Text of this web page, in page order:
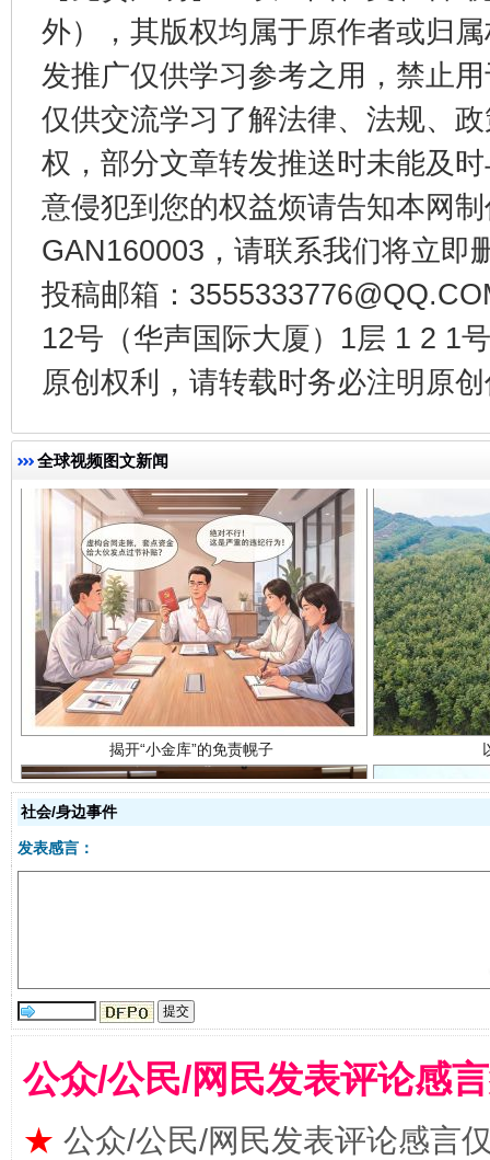
外），其版权均属于原作者或归
发推广仅供学习参考之用，禁止
仅供交流学习了解法律、法规、
权，部分文章转发推送时未能及
意侵犯到您的权益烦请告知本网
GAN160003，请联系我们将立即
投稿邮箱：
12号（华声国际大厦）1层 1 2 1
原创权利，请转载时务必注明原
全球视频图文新闻
东山县通报“牛蛙产品抗生素超标问题” 法
千年窑火 生生不息 一
揭开“小金库”的免责幌子
社会/身边事件
发表感言：
公众/公民/网民发表评论感
★ 公众/公民/网民发表评论感言